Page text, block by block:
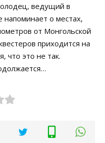
ведущий в
напоминает о местах,
от Монгольской
приходится на
что это не так.